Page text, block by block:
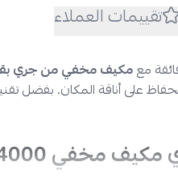
تقييمات العملاء
معمكيف مخفي من جري بقدرة
على أناقة المكان. بفضل
وحدة – حار وبارد: